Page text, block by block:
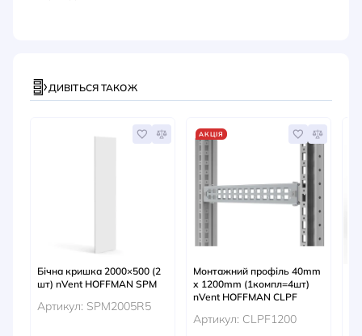
ДИВІТЬСЯ ТАКОЖ
Бічна кришка 2000×500 (2
шт) nVent HOFFMAN SPM
Артикул: SPM2005R5
АКЦІЯ
Монтажний профіль 40mm
х 1200mm (1компл=4шт)
nVent HOFFMAN CLPF
Артикул: CLPF1200